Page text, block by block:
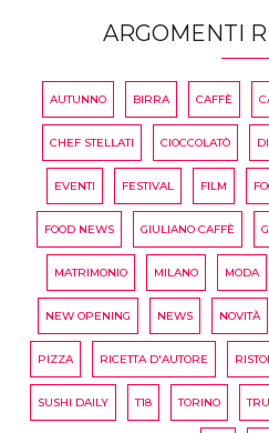
ARGOMENTI
AUTUNNO BIRRA CAFFÈ
CHEF STELLATI CIOCCOLATÒ
EVENTI FESTIVAL FILM
FOOD NEWS GIULIANO CAFFÈ
MATRIMONIO MILANO MODA
NEW OPENING NEWS NOVITÀ
PIZZA RICETTA D'AUTORE
SUSHI DAILY T18 TORINO